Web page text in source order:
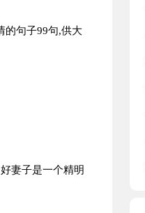
的句子99句,供大
妻子是一个精明